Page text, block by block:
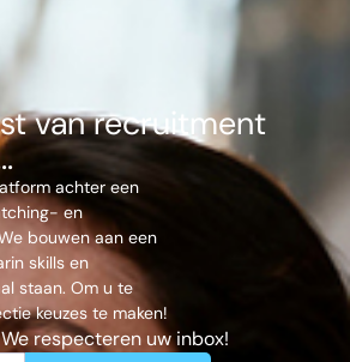
van recruitment
achter een
en
bouwen aan een
skills en
staan. Om u te
keuzes te maken!
respecteren uw inbox!